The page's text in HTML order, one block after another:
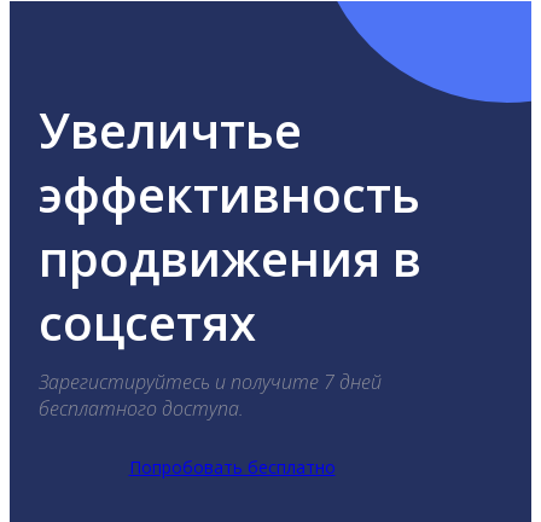
Увеличтье
эффективность
продвижения в
соцсетях
Зарегистируйтесь и получите 7 дней
бесплатного доступа.
Попробовать бесплатно